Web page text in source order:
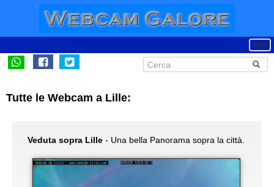
Tutte le Webcam a Lille:
Veduta sopra Lille - Una bella Panorama sopra la città.